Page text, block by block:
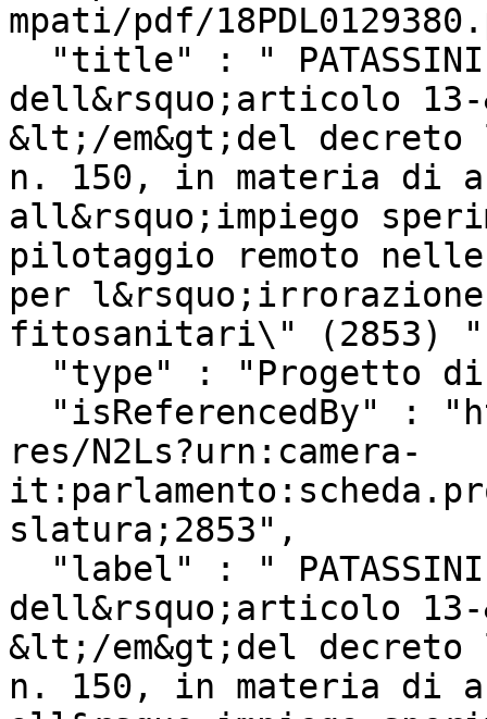
mpati/pdf/
dell&rsquo;articolo
&lt;/em&gt;del
n. 150, in materia di
all&rsquo;impiego
pilotaggio remoto
per
fitosanitari\" (2853)
res/N2Ls?urn:camera-
slatura;2853",
dell&rsquo;articolo
&lt;/em&gt;del
n. 150, in materia di